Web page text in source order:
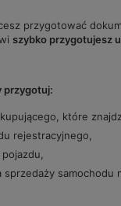
przygotować
szybko przygotujesz
przygotuj:
które
rejestracyjnego,
sprzedaży